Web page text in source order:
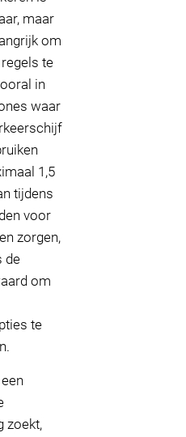
maar
om
te
in
waar
1,5
tijdens
voor
zorgen,
de
om
te
zoekt,